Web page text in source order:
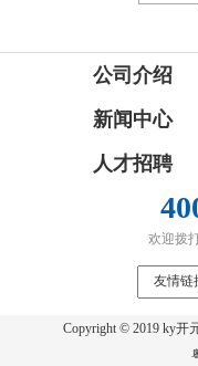
公司介绍
新闻中心
人才招聘
欢迎拨
Copyright © 2019 ky开